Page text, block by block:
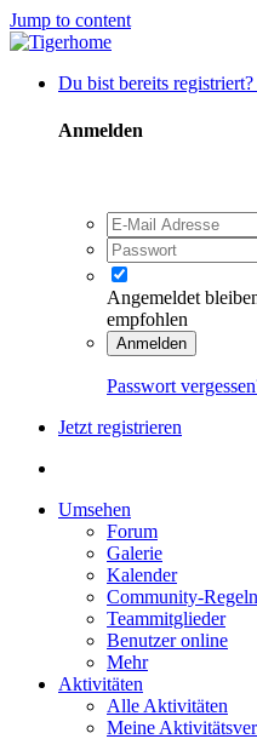
Jump to content
Du bist bereits
Anmelden
Angemeldet
empfohlen
Anmelden
Passwort
Jetzt registrieren
Umsehen
Forum
Galerie
Kalender
Community-Regeln
Teammitglieder
Benutzer online
Mehr
Aktivitäten
Alle Aktivitäten
Meine